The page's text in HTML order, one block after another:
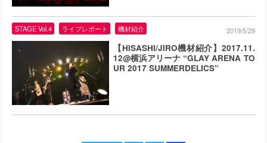
【HISASHI/JIRO機材紹介】2017.11.
12@横浜アリーナ “GLAY ARENA TO
UR 2017 SUMMERDELICS”
STAGE Vol.4 ライブレポート 機材紹介 2019/5/29